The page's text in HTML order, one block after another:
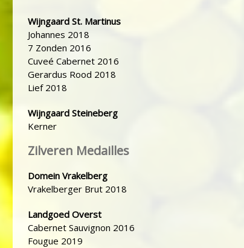
Wijngaard St. Martinus
Johannes 2018
7 Zonden 2016
Cuveé Cabernet 2016
Gerardus Rood 2018
Lief 2018
Wijngaard Steineberg
Kerner
Zilveren Medailles
Domein Vrakelberg
Vrakelberger Brut 2018
Landgoed Overst
Cabernet Sauvignon 2016
Fougue 2019